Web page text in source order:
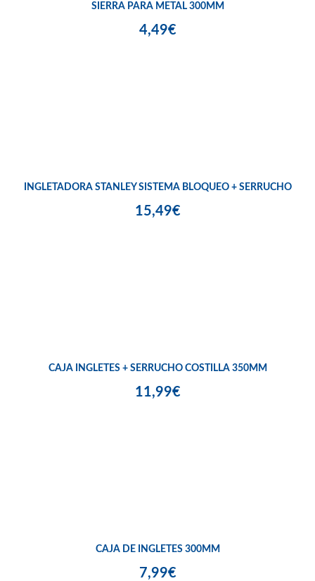
SIERRA PARA METAL 300MM
4,49€
INGLETADORA STANLEY SISTEMA BLOQUEO + SERRUCHO
15,49€
CAJA INGLETES + SERRUCHO COSTILLA 350MM
11,99€
CAJA DE INGLETES 300MM
7,99€